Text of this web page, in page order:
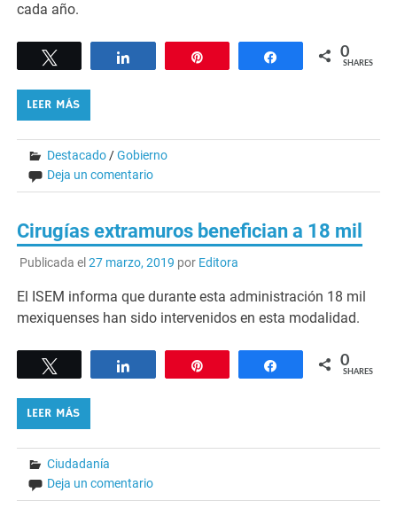
cada año.
Share 0
SHARES
LEER MÁS
Destacado/Gobierno
Deja un comentario
Cirugías extramuros benefician a 18 mil
Publicada el 27 marzo, 2019 por Editora
El ISEM informa que durante esta administración 18 mil
mexiquenses han sido intervenidos en esta modalidad.
Share 0
SHARES
LEER MÁS
Ciudadanía
Deja un comentario